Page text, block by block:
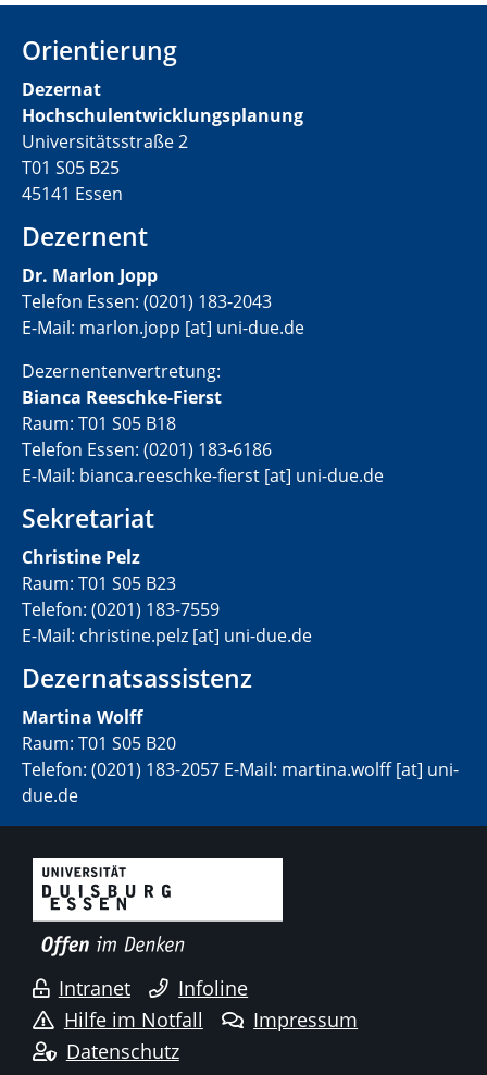
Orientierung
Dezernat
Hochschulentwicklungsplanung
Universitätsstraße 2
T01 S05 B25
45141 Essen
Dezernent
Dr. Marlon Jopp
Telefon Essen: (0201) 183-2043
E-Mail: marlon.jopp [at] uni-due.de
Dezernentenvertretung:
Bianca Reeschke-Fierst
Raum: T01 S05 B18
Telefon Essen: (0201) 183-6186
E-Mail: bianca.reeschke-fierst [at] uni-due.de
Sekretariat
Christine Pelz
Raum: T01 S05 B23
Telefon: (0201) 183-7559
E-Mail: christine.pelz [at] uni-due.de
Dezernatsassistenz
Martina Wolff
Raum: T01 S05 B20
Telefon: (0201) 183-2057 E-Mail: martina.wolff [at] uni-
due.de
Intranet
Infoline
Hilfe im Notfall
Impressum
Datenschutz